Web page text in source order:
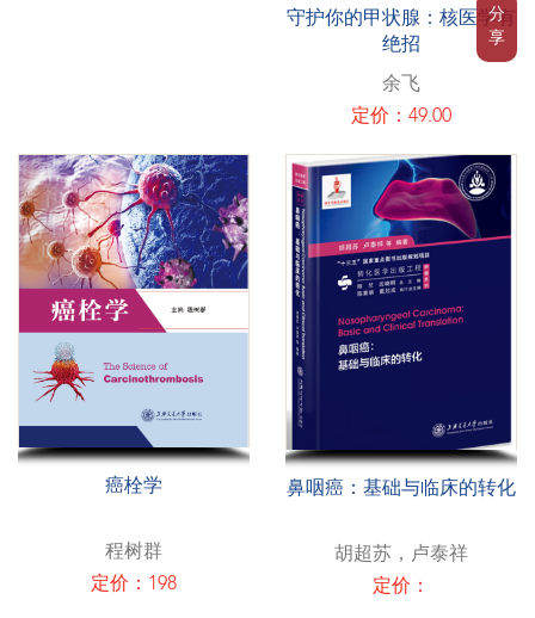
分
享
守护你的甲状腺：核医学有
绝招
余飞
定价：49.00
癌栓学
程树群
定价：198
鼻咽癌：基础与临床的转化
胡超苏，卢泰祥
定价：